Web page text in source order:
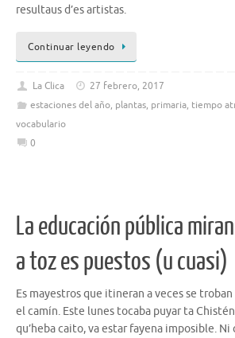
resultaus d’es artistas.
Continuar leyendo
La Clica
27 febrero, 2017
estaciones del año, plantas, primaria, tiempo
vocabulario
0
La educación pública
a toz es puestos (u cuasi)
Es mayestros que itineran a veces se
el camín. Este lunes tocaba puyar ta
qu’heba caito, va estar fayena imposible. Ni